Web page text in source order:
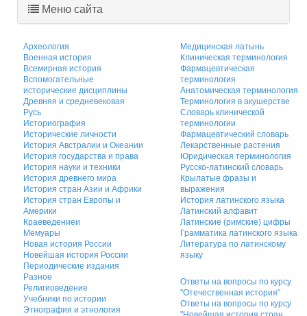
Меню сайта
Археология
Военная история
Всемирная история
Вспомогательные
исторические дисциплины
Древняя и средневековая
Русь
Историография
Исторические личности
История Австралии и Океании
История государства и права
История науки и техники
История древнего мира
История стран Азии и Африки
История стран Европы и
Америки
Краеведениеи
Мемуары
Новая история России
Новейшая история России
Периодические издания
Разное
Религиоведение
Учебники по истории
Этнография и этнология
Медицинская латынь
Клиническая терминология
Фармацевтическая
терминология
Анатомическая терминология
Терминология в акушерстве
Словарь клинической
терминологии
Фармацевтический словарь
Лекарственные растения
Юридическая терминология
Русско-латинский словарь
Крылатые фразы и
выражения
История латинского языка
Латинский алфавит
Латинские (римские) цифры
Грамматика латинского языка
Литература по латинскому
языку
Ответы на вопросы по курсу
"Отечественная история"
Ответы на вопросы по курсу